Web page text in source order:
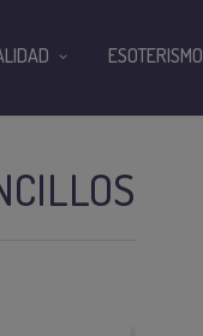
ESOTERISMO